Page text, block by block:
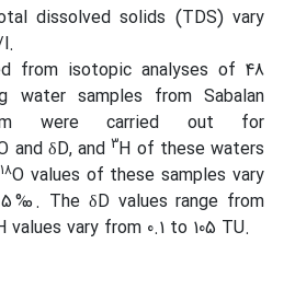
dissolved solids (TDS) vary
from isotopic analyses of 48
water samples from Sabalan
were carried out for
and δD, and3H of these waters
18O values of these samples vary
The δD values range from
values vary from 0.1 to 105 TU.